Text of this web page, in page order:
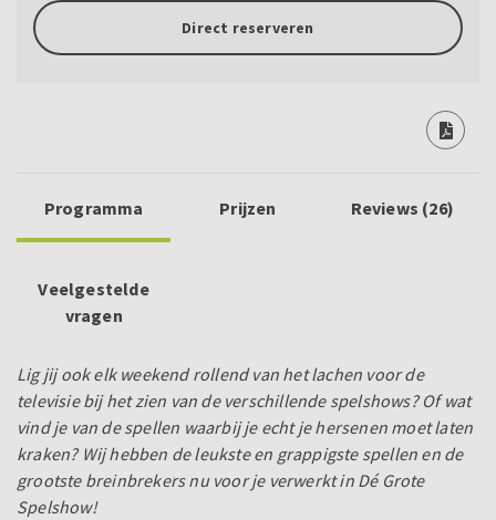
Direct reserveren
Programma Prijzen Reviews (26)
Veelgestelde
vragen
Lig jij ook elk weekend rollend van het lachen voor de
televisie bij het zien van de verschillende spelshows? Of wat
vind je van de spellen waarbij je echt je hersenen moet laten
kraken? Wij hebben de leukste en grappigste spellen en de
grootste breinbrekers nu voor je verwerkt in Dé Grote
Spelshow!